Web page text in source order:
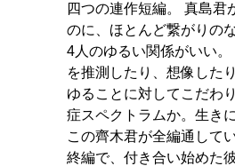
四つの連作短編。 真島君
のに、ほとんど繋がりの
4人のゆるい関係がいい
を推測したり、想像した
ゆることに対してこだわ
症スペクトラムか。生き
この齊木君が全編通して
終編で、付き合い始めた